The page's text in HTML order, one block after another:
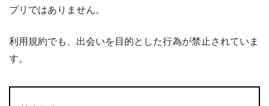
プリではありません。
利用規約でも、出会いを目的とした行為が禁止されていま
す。